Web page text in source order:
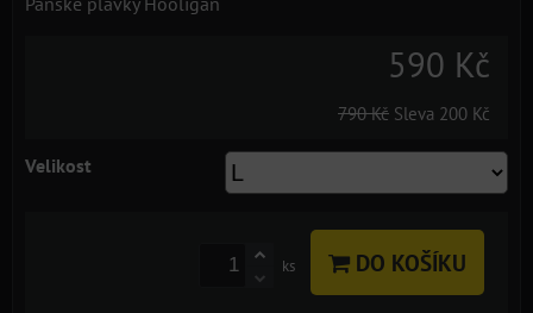
590 Kč
790 Kč Sleva 200 Kč
Velikost
ks DO KOŠÍKU